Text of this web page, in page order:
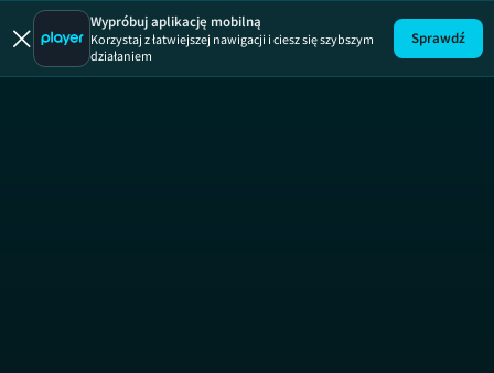
Szkoła
Wypróbuj aplikację mobilną
Korzystaj z łatwiejszej nawigacji i ciesz się szybszym
działaniem
Sprawdź